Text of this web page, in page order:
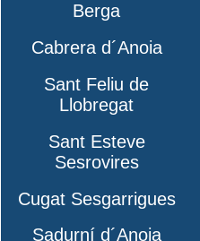
Berga
Cabrera d´Anoia
Sant Feliu de
Llobregat
Sant Esteve
Sesrovires
Cugat Sesgarrigues
Sadurní d´Anoia